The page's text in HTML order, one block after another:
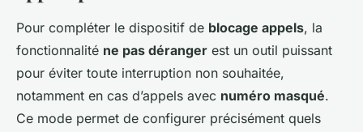
Pour compléter le dispositif de blocage appels, la
fonctionnalité ne pas déranger est un outil puissant
pour éviter toute interruption non souhaitée,
notamment en cas d’appels avec numéro masqué.
Ce mode permet de configurer précisément quels